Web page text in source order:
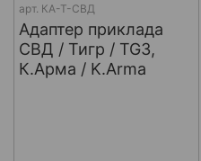
арт. КА-Т-СВД
Адаптер приклада
СВД / Тигр / TG3,
К.Арма / K.Arma